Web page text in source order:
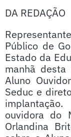
DA REDAÇÃO
Público de
Estado da
manhã
Aluno
Seduc e
ouvidora do
Orlandina